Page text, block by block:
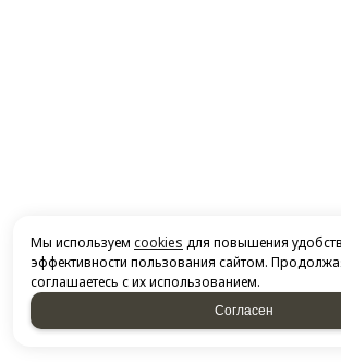
Мы используем cookies для повышения
эффективности пользования сайтом.
соглашаетесь с их использованием.
Согласен